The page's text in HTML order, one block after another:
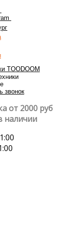
звонок
от 2000 руб
наличии